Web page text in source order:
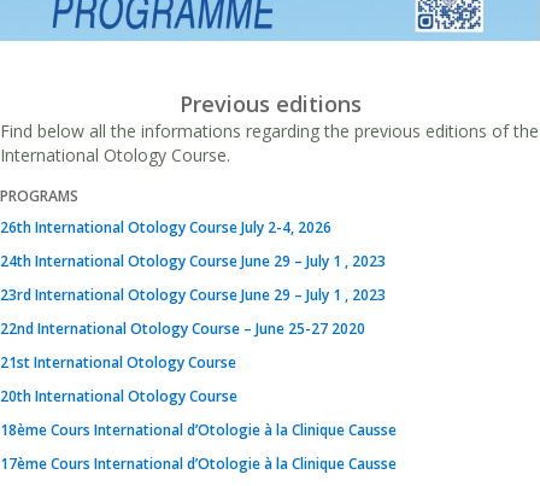
Previous editions
Find below all the informations regarding the previous editions of the
International Otology Course.
PROGRAMS
26th International Otology Course July 2-4, 2026
24th International Otology Course June 29 – July 1 , 2023
23rd International Otology Course June 29 – July 1 , 2023
22nd International Otology Course – June 25-27 2020
21st International Otology Course
20th International Otology Course
18ème Cours International d’Otologie à la Clinique Causse
17ème Cours International d’Otologie à la Clinique Causse